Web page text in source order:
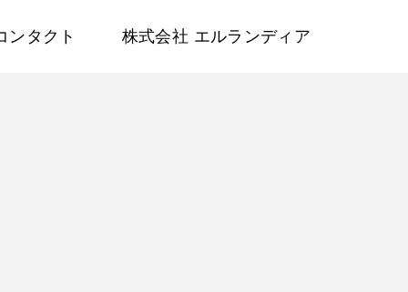
ンタクト 株式会社 エルランディア